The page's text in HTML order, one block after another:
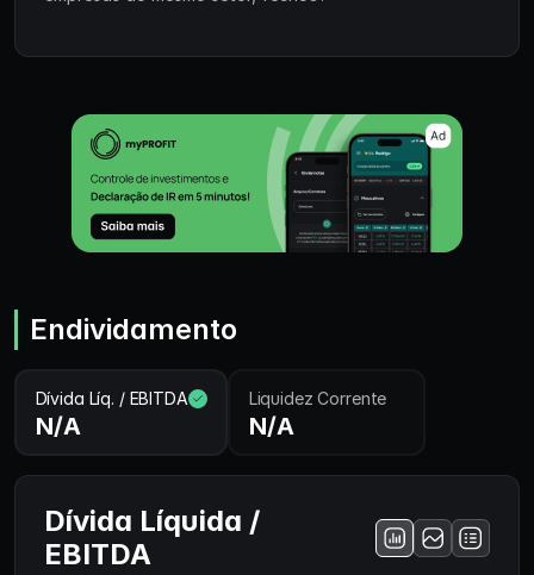
Endividamento
Dívida Líq. / EBITDA
N/A
Liquidez Corrente
N/A
Dívida Líquida /
EBITDA